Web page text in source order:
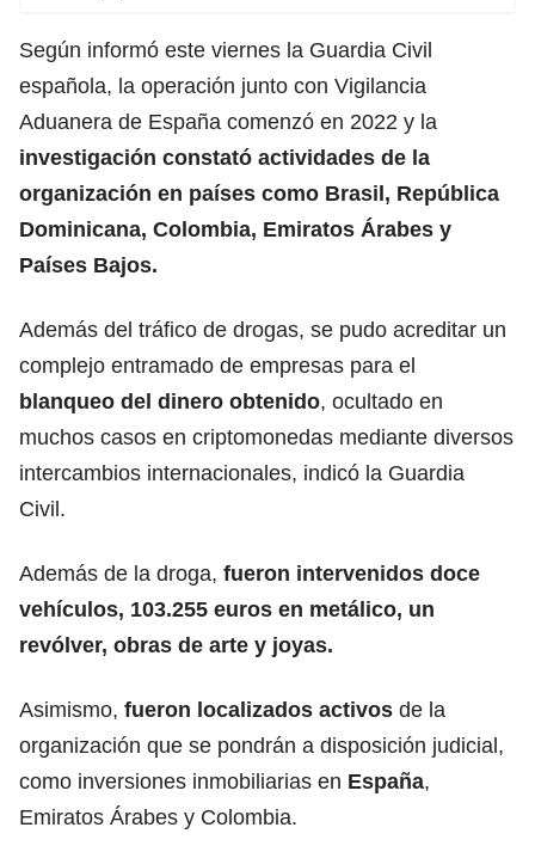
Según informó este viernes la Guardia Civil
española, la operación junto con Vigilancia
Aduanera de España comenzó en 2022 y la
investigación constató actividades de la
organización en países como Brasil, República
Dominicana, Colombia, Emiratos Árabes y
Países Bajos.
Además del tráfico de drogas, se pudo acreditar un
complejo entramado de empresas para el
blanqueo del dinero obtenido, ocultado en
muchos casos en criptomonedas mediante diversos
intercambios internacionales, indicó la Guardia
Civil.
Además de la droga, fueron intervenidos doce
vehículos, 103.255 euros en metálico, un
revólver, obras de arte y joyas.
Asimismo, fueron localizados activos de la
organización que se pondrán a disposición judicial,
como inversiones inmobiliarias en España,
Emiratos Árabes y Colombia.